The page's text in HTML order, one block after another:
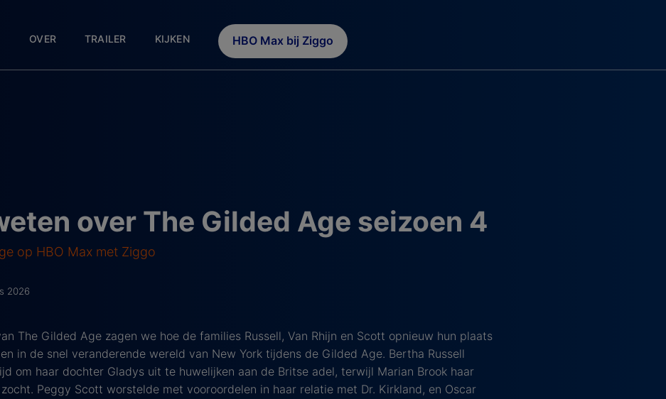
OVER TRAILER KIJKEN HBO Max bij Ziggo
over The Gilded Age seizoen 4
op HBO Max met Ziggo
2026
The Gilded Age zagen we hoe de families Russell, Van Rhijn en Scott opnieuw hun plaats
in de snel veranderende wereld van New York tijdens de Gilded Age. Bertha Russell
om haar dochter Gladys uit te huwelijken aan de Britse adel, terwijl Marian Brook haar
Peggy Scott worstelde met vooroordelen in haar relatie met Dr. Kirkland, en Oscar